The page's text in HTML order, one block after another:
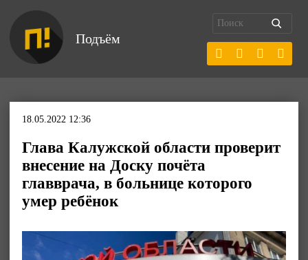
Подъём
18.05.2022 12:36
Глава Калужской области проверит
внесение на Доску почёта
главврача, в больнице которого
умер ребёнок